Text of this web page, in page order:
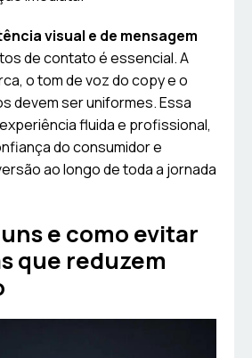
visual e de mensagem
de contato é essencial. A
o tom de voz do copy e o
devem ser uniformes. Essa
fluida e profissional,
do consumidor e
ao longo de toda a jornada
e como evitar
que reduzem